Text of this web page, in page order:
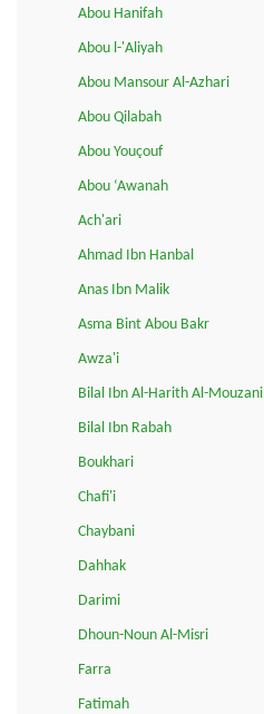
Abou Hanifah
Abou l-'Aliyah
Abou Mansour Al-Azhari
Abou Qilabah
Abou Youçouf
Abou ‘Awanah
Ach'ari
Ahmad Ibn Hanbal
Anas Ibn Malik
Asma Bint Abou Bakr
Awza'i
Bilal Ibn Al-Harith Al-Mouzani
Bilal Ibn Rabah
Boukhari
Chafi'i
Chaybani
Dahhak
Darimi
Dhoun-Noun Al-Misri
Farra
Fatimah